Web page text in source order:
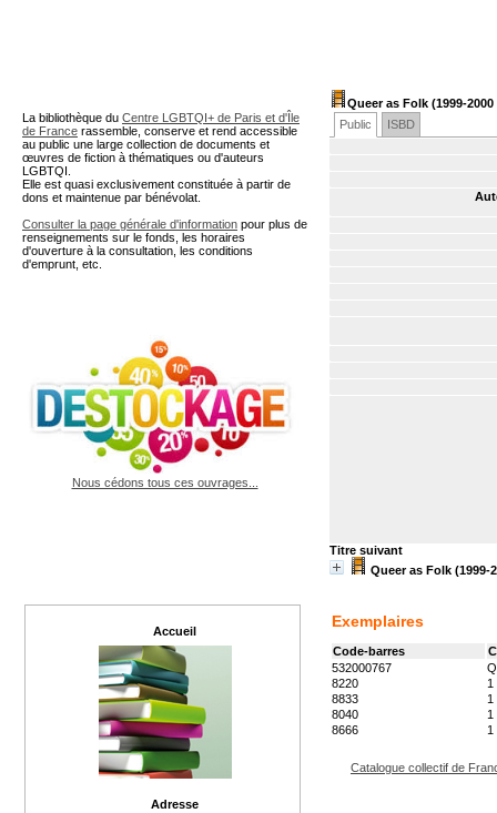
Queer as Folk (1999-
Public
ISBD
Titre suivant
Queer as Folk (1999-
Exemplaires
Code-barres
532000767
8220
1
8833
1
8040
1
8666
1
Catalogue collectif de
La bibliothèque du Centre LGBTQI+ de Paris et d'Île
de France rassemble, conserve et rend accessible
au public une large collection de documents et
œuvres de fiction à thématiques ou d'auteurs
LGBTQI.
Elle est quasi exclusivement constituée à partir de
dons et maintenue par bénévolat.
Consulter la page générale d'information pour plus de
renseignements sur le fonds, les horaires
d'ouverture à la consultation, les conditions
d'emprunt, etc.
Nous cédons tous ces ouvrages...
Accueil
Adresse